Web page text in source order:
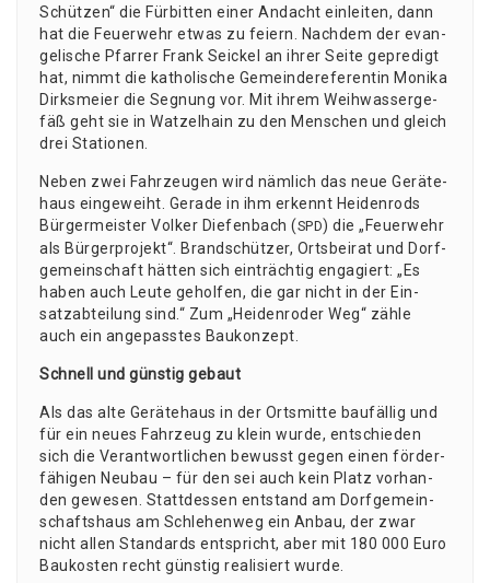
Schüt­zen“ die Für­bit­ten einer Andacht ein­lei­ten, dann
hat die Feu­er­wehr etwas zu fei­ern. Nach­dem der evan­
ge­li­sche Pfar­rer Frank Sei­ckel an ihrer Sei­te gepre­digt
hat, nimmt die katho­li­sche Gemein­de­re­fe­ren­tin Moni­ka
Dirks­mei­er die Seg­nung vor. Mit ihrem Weih­was­ser­ge­
fäß geht sie in Wat­zel­hain zu den Men­schen und gleich
drei Stationen.
Neben zwei Fahr­zeu­gen wird näm­lich das neue Gerä­te­
haus ein­ge­weiht. Gera­de in ihm erkennt Hei­den­rods
Bür­ger­meis­ter Vol­ker Die­fen­bach (SPD) die „Feu­er­wehr
als Bür­ger­pro­jekt“. Brand­schüt­zer, Orts­bei­rat und Dorf­
ge­mein­schaft hät­ten sich ein­träch­tig enga­giert: „Es
haben auch Leu­te gehol­fen, die gar nicht in der Ein­
satz­ab­tei­lung sind.“ Zum „Hei­den­ro­der Weg“ zäh­le
auch ein ange­pass­tes Baukonzept.
Schnell und güns­tig gebaut
Als das alte Gerä­te­haus in der Orts­mit­te bau­fäl­lig und
für ein neu­es Fahr­zeug zu klein wur­de, ent­schie­den
sich die Ver­ant­wort­li­chen bewusst gegen einen för­der­
fä­hi­gen Neu­bau – für den sei auch kein Platz vor­han­
den gewe­sen. Statt­des­sen ent­stand am Dorf­ge­mein­
schafts­haus am Schle­hen­weg ein Anbau, der zwar
nicht allen Stan­dards ent­spricht, aber mit 180 000 Euro
Bau­kos­ten recht güns­tig rea­li­siert wurde.